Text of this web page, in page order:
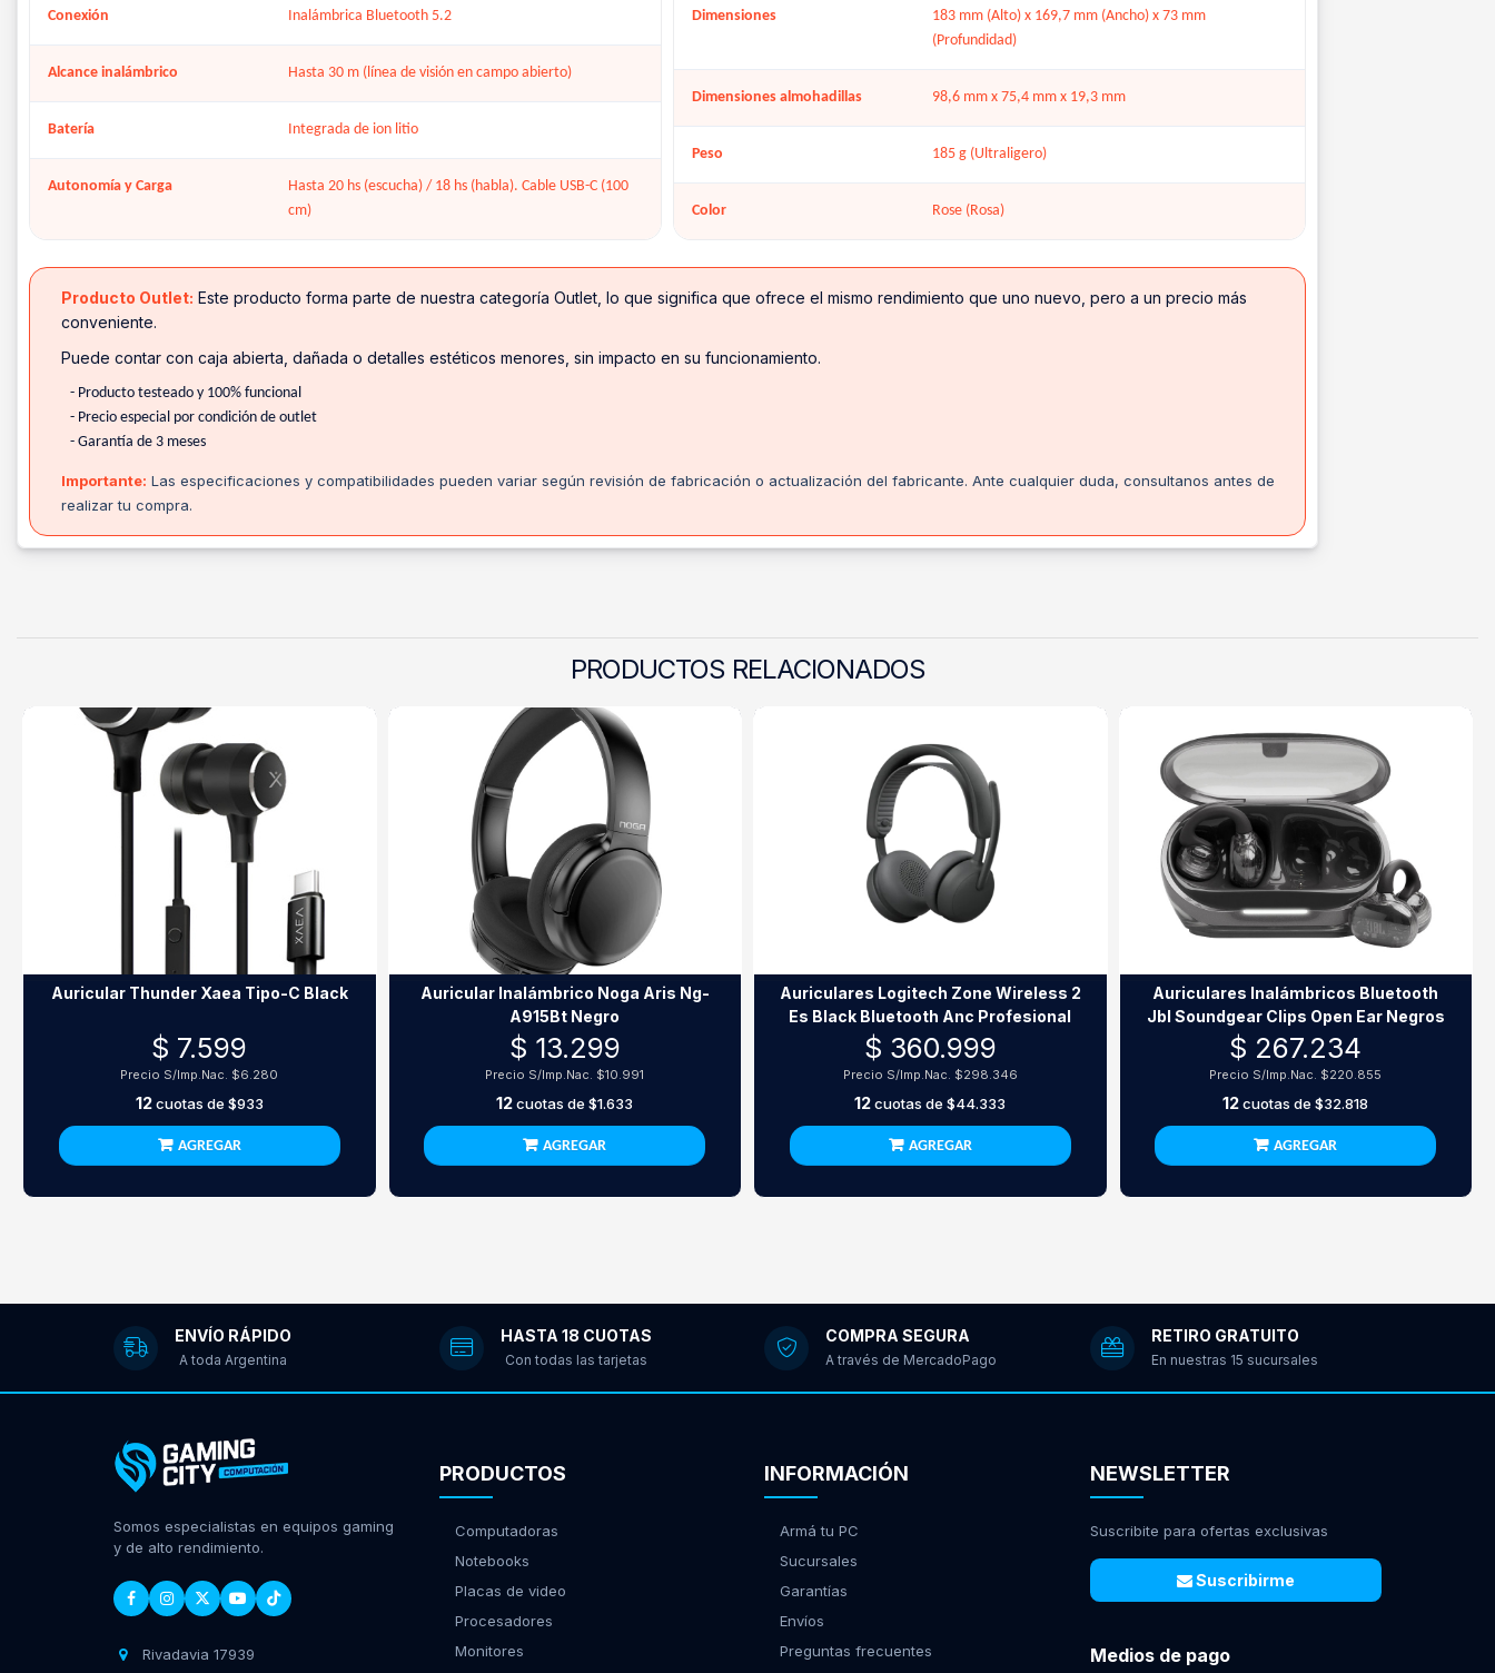
Conexión Inalámbrica Bluetooth 5.2
Alcance inalámbrico Hasta 30 m (línea de visión en campo abierto)
Batería Integrada de ion litio
Autonomía y Carga
Hasta 20 hs (escucha) / 18 hs (habla). Cable USB-C (100
cm)
Dimensiones
183 mm (Alto) x 169,7 mm (Ancho) x 73 mm
(Profundidad)
Dimensiones almohadillas 98,6 mm x 75,4 mm x 19,3 mm
Peso 185 g (Ultraligero)
Color Rose (Rosa)
Producto Outlet: Este producto forma parte de nuestra categoría Outlet, lo que significa que ofrece el mismo rendimiento que uno nuevo, pero a un precio más
conveniente.
Puede contar con caja abierta, dañada o detalles estéticos menores, sin impacto en su funcionamiento.
- Producto testeado y 100% funcional
- Precio especial por condición de outlet
- Garantía de 3 meses
Importante: Las especificaciones y compatibilidades pueden variar según revisión de fabricación o actualización del fabricante. Ante cualquier duda, consultanos antes de
realizar tu compra.
PRODUCTOS RELACIONADOS
Auricular Thunder Xaea Tipo-C Black
$ 7.599
Precio S/Imp.Nac. $6.280
12cuotas de $933
AGREGAR
Auricular Inalámbrico Noga Aris Ng-
A915Bt Negro
$ 13.299
Precio S/Imp.Nac. $10.991
12cuotas de$1.633
AGREGAR
Auriculares Logitech Zone Wireless 2
Es Black Bluetooth Anc Profesional
$ 360.999
Precio S/Imp.Nac. $298.346
12cuotas de$44.333
AGREGAR
Auriculares Inalámbricos Bluetooth
Jbl Soundgear Clips Open Ear Negros
$ 267.234
Precio S/Imp.Nac. $220.855
12cuotas de$32.818
AGREGAR
ENVÍO RÁPIDO
A toda Argentina
HASTA 18 CUOTAS
Con todas las tarjetas
COMPRA SEGURA
A través de MercadoPago
RETIRO GRATUITO
En nuestras 15 sucursales
Somos especialistas en equipos gaming
y de alto rendimiento.
Rivadavia 17939
PRODUCTOS
Computadoras
Notebooks
Placas de video
Procesadores
Monitores
INFORMACIÓN
Armá tu PC
Sucursales
Garantías
Envíos
Preguntas frecuentes
NEWSLETTER
Suscribite para ofertas exclusivas
Suscribirme
Medios de pago